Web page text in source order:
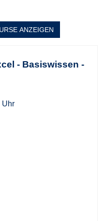
ANZEIGEN
- Basiswissen -
Uhr